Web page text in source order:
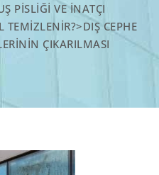
PISLIĞI VE İNATÇI
TEMIZLENIR?>DIŞ CEPHE
ÇIKARILMASI